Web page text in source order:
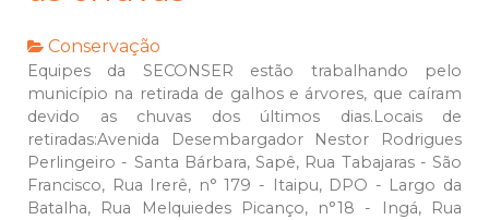
Conservação
Equipes da SECONSER estão trabalhando pelo
município na retirada de galhos e árvores, que caíram
devido as chuvas dos últimos dias.Locais de
retiradas:Avenida Desembargador Nestor Rodrigues
Perlingeiro - Santa Bárbara, Sapê, Rua Tabajaras - São
Francisco, Rua Irerê, n° 179 - Itaipu, DPO - Largo da
Batalha, Rua Melquiedes Picanço, n°18 - Ingá, Rua